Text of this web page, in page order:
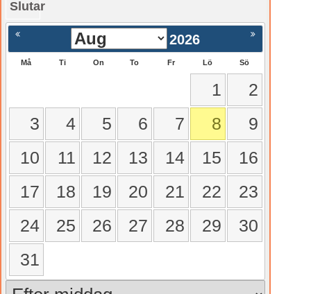
Slutar
Nästa >
2026
Må Ti On To Fr Lö Sö
1
2
3
4 5 6 7 8
9
10
11 12 13 14 15
16
17
18 19 20 21 22
23
24
25 26 27 28 29
30
31